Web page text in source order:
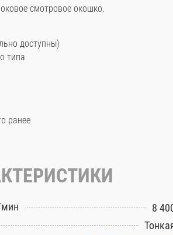
смотровое окошко.
доступны)
типа
ранее
мин
8